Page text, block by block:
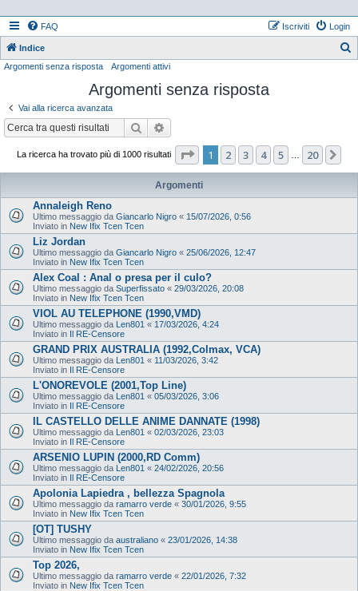
FAQ Login
Iscriviti
Indice
Argomenti senza risposta Argomenti attivi
Argomenti senza risposta
Vai alla ricerca avanzata
Cerca
La ricerca ha trovato più di 1000 risultati Pagina di 20
1 2 3 4 5 20
Argomenti
Annaleigh Reno
Ultimo messaggio da Giancarlo Nigro « 15/07/2026, 0:56
Inviato in New Ifix Tcen Tcen
Liz Jordan
Ultimo messaggio da Giancarlo Nigro « 25/06/2026, 12:47
Inviato in New Ifix Tcen Tcen
Alex Coal : Anal o presa per il culo?
Ultimo messaggio da Superfissato « 29/03/2026, 20:08
Inviato in New Ifix Tcen Tcen
VIOL AU TELEPHONE (1990,VMD)
Ultimo messaggio da Len801 « 17/03/2026, 4:24
Inviato in Il RE-Censore
GRAND PRIX AUSTRALIA (1992,Colmax, VCA)
Ultimo messaggio da Len801 « 11/03/2026, 3:42
Inviato in Il RE-Censore
L'ONOREVOLE (2001,Top Line)
Ultimo messaggio da Len801 « 05/03/2026, 3:06
Inviato in Il RE-Censore
IL CASTELLO DELLE ANIME DANNATE (1998)
Ultimo messaggio da Len801 « 02/03/2026, 23:03
Inviato in Il RE-Censore
ARSENIO LUPIN (2000,RD Comm)
Ultimo messaggio da Len801 « 24/02/2026, 20:56
Inviato in Il RE-Censore
Apolonia Lapiedra , bellezza Spagnola
Ultimo messaggio da ramarro verde « 30/01/2026, 9:55
Inviato in New Ifix Tcen Tcen
[OT] TUSHY
Ultimo messaggio da australiano « 23/01/2026, 14:38
Inviato in New Ifix Tcen Tcen
Top 2026,
Ultimo messaggio da ramarro verde « 22/01/2026, 7:32
Inviato in New Ifix Tcen Tcen